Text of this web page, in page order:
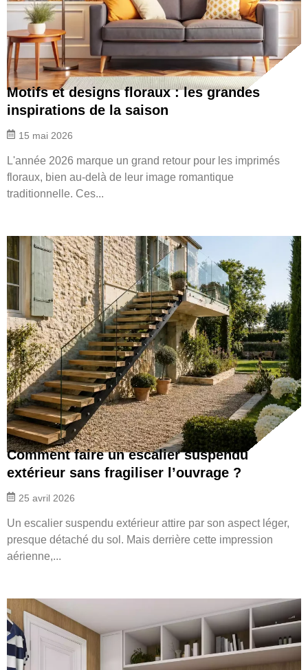
Motifs et designs floraux : les grandes
inspirations de la saison
15 mai 2026
L'année 2026 marque un grand retour pour les imprimés
floraux, bien au-delà de leur image romantique
traditionnelle. Ces...
Comment faire un escalier suspendu
extérieur sans fragiliser l’ouvrage ?
25 avril 2026
Un escalier suspendu extérieur attire par son aspect léger,
presque détaché du sol. Mais derrière cette impression
aérienne,...